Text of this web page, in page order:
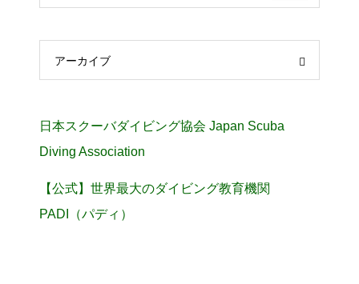
アーカイブ
日本スクーバダイビング協会 Japan Scuba
Diving Association
【公式】世界最大のダイビング教育機関
PADI（パディ）